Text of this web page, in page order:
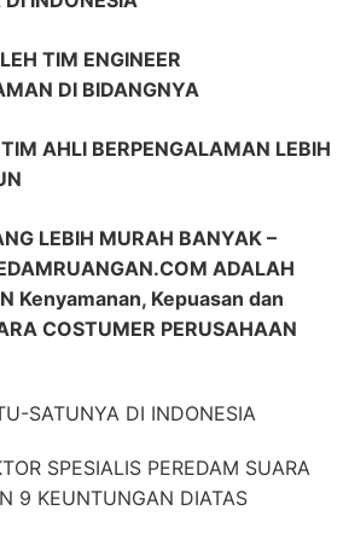
TIM ENGINEER
DI BIDANGNYA
AHLI BERPENGALAMAN LEBIH
LEBIH MURAH BANYAK –
ADALAH
Kenyamanan, Kepuasan dan
COSTUMER PERUSAHAAN
SATUNYA DI INDONESIA
SPESIALIS PEREDAM SUARA
9 KEUNTUNGAN DIATAS